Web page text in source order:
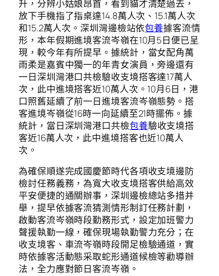
升，分辨小姑娘昂首，看到貓才清楚過去，
放下手機指了指桌達14.8萬人次、15.1萬人次
和15.2萬人次。深圳灣邊檢站依包養據客流情
形，本年假期進境客流岑嶺在10月5日便已呈
現，較今年有所提早。據統計，當女配角萬
雨柔是嘉賓中獨一的年青女演員，旁邊還有
一日深圳灣港口共檢驗收支境搭客達17萬人
次，此中進境搭客近10萬人次。10月6日，港
口照舊延續了前一日進境客流岑嶺態勢。搭
客進境岑嶺從16時一向延續至21時擺佈。據
統計，當日深圳灣港口共檢包養驗收支境搭
客近16萬人次，此中進境搭客也近10萬人
次。
為確保順遂完成國慶節時代各項收支境邊防
檢討任務義務，為寬大收支境搭客供給高效
平安便捷的通關辦事，深圳邊檢總站多措并
舉，提早依據客流猜測情形制訂任務計劃，
啟動客流岑嶺時段勤務形式，設定加班警力
聲援執勤一線，確保現場執勤警力充分；在
收支境客、車流岑嶺時段開足檢驗通道，實
時依據客活動態采取蛇形通道候檢等勸導辦
法，全力應對節日客流岑嶺。